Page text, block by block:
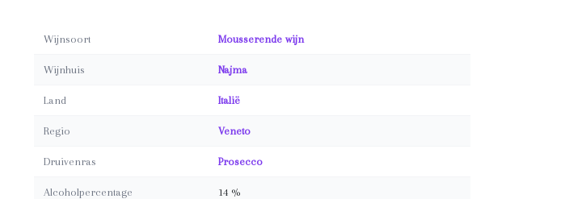
Wijnsoort Mousserende wijn
Wijnhuis Najma
Land Italië
Regio Veneto
Druivenras Prosecco
Alcoholpercentage 14 %